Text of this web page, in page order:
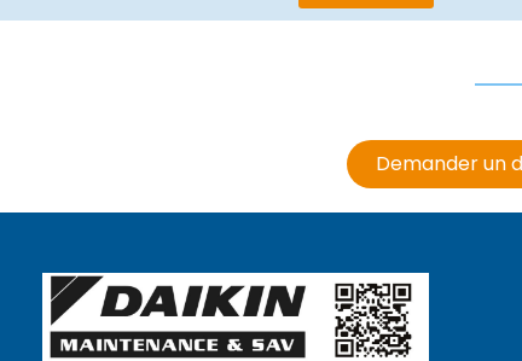
Demander un